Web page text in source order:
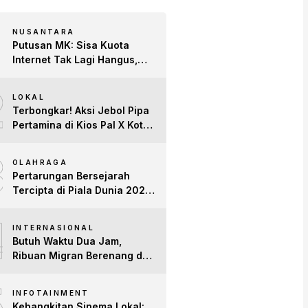
NUSANTARA
Putusan MK: Sisa Kuota
Internet Tak Lagi Hangus,
LOKAL
Terbongkar! Aksi Jebol Pipa
Pertamina di Kios Pal X Kota
OLAHRAGA
Pertarungan Bersejarah
Tercipta di Piala Dunia 2026:
INTERNASIONAL
Butuh Waktu Dua Jam,
Ribuan Migran Berenang dari
INFOTAINMENT